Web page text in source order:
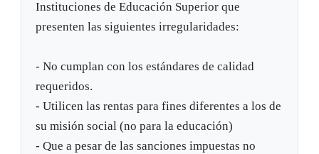
Instituciones de Educación Superior que
presenten las siguientes irregularidades:
- No cumplan con los estándares de calidad
requeridos.
- Utilicen las rentas para fines diferentes a los de
su misión social (no para la educación)
- Que a pesar de las sanciones impuestas no